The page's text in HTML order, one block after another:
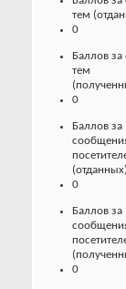
тем
0
Баллов
тем
0
Баллов за
0
Баллов за
0